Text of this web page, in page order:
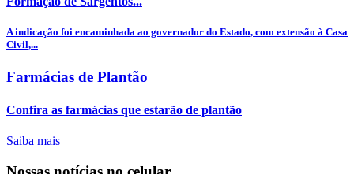
A indicação foi encaminhada ao governador do Estado, com extensão à Casa
Civil,...
Farmácias de Plantão
Confira as farmácias que estarão de plantão
Saiba mais